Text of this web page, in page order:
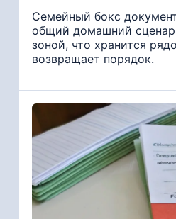
Семейный бокс
общий домашний
зоной, что хранится
возвращает порядок.